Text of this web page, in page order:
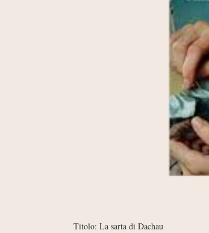
Titolo: La sarta di Dachau